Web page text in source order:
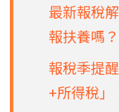
最新報稅
報扶養嗎
報稅季提
+所得稅」